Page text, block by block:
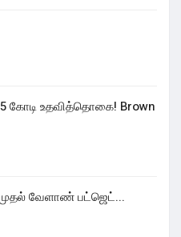
கோடி உதவித்தொகை! Brown
வேளாண் பட்ஜெட்...